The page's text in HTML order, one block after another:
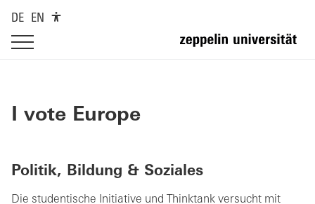
DE EN
I vote Europe
Politik, Bildung & Soziales
Die studentische Initiative und Thinktank versucht mit